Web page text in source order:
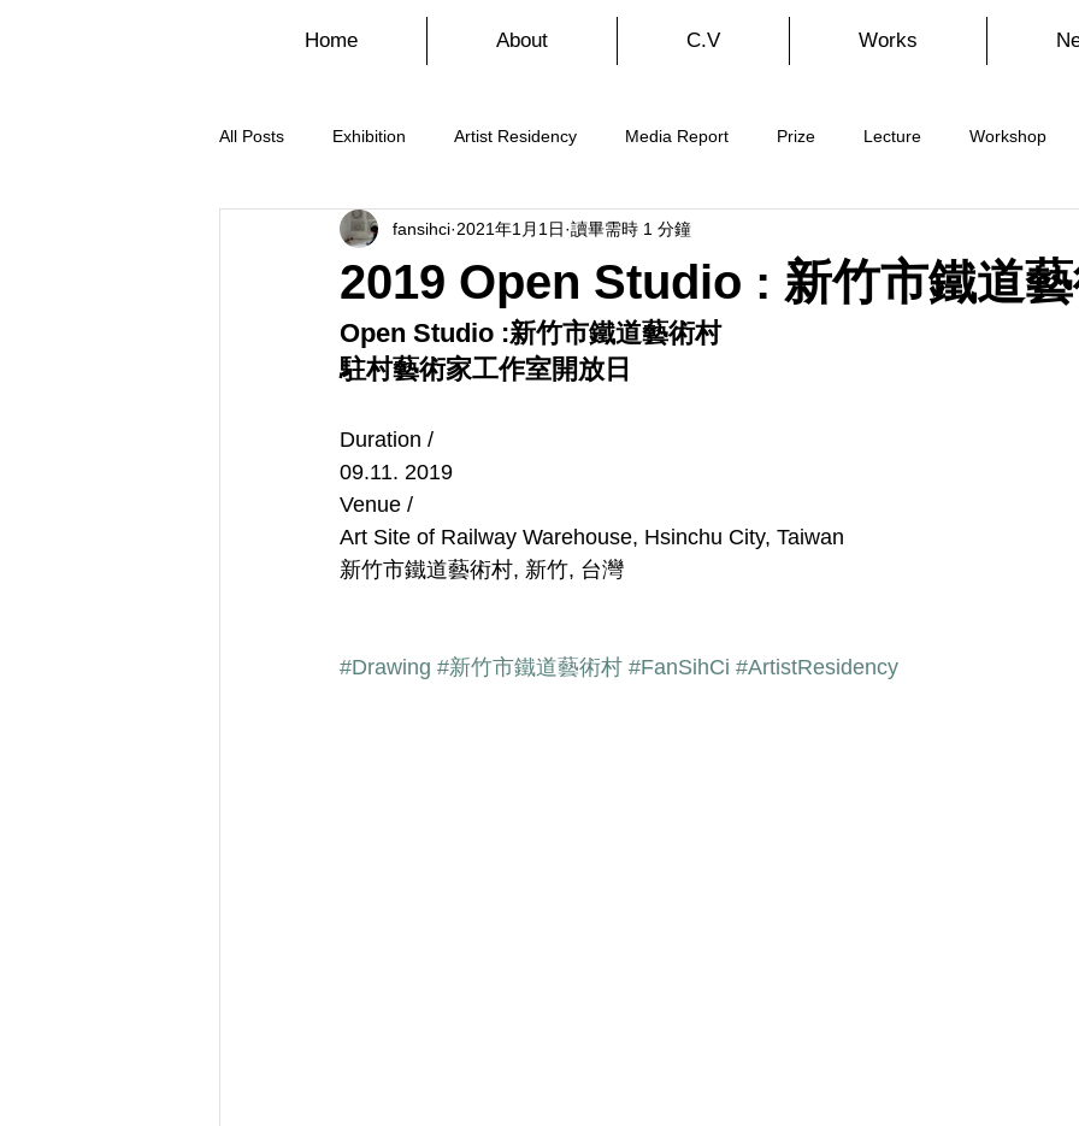
Home About C.V Works
All Posts Exhibition Artist Residency Media Report Prize Lecture Workshop
2019 Open Studio : 新竹市鐵道
fansihci 2021年1月1日 讀畢需時 1 分鐘
Open Studio :新竹市鐵道藝術村
駐村藝術家工作室開放日
Duration /
09.11. 2019
Venue /
Art Site of Railway Warehouse, Hsinchu City, Taiwan
新竹市鐵道藝術村, 新竹, 台灣
#Drawing #新竹市鐵道藝術村 #FanSihCi #ArtistResidency